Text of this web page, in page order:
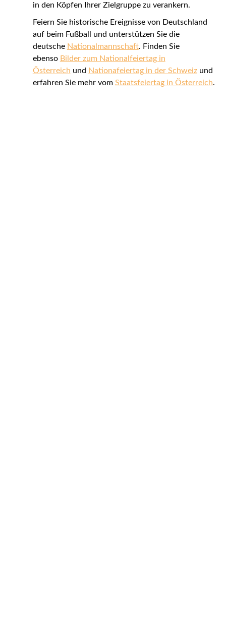
in den Köpfen Ihrer Zielgruppe zu verankern.
Feiern Sie historische Ereignisse von Deutschland
auf beim Fußball und unterstützen Sie die
deutsche Nationalmannschaft. Finden Sie
ebenso Bilder zum Nationalfeiertag in
Österreich und Nationafeiertag in der Schweizund
erfahren Sie mehr vom Staatsfeiertag in Österreich.